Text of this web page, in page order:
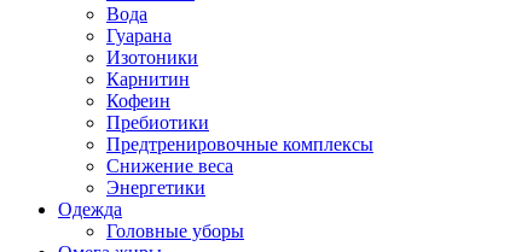
Вода
Гуарана
Изотоники
Карнитин
Кофеин
Пребиотики
Предтренировочные комплексы
Снижение веса
Энергетики
Одежда
Головные уборы